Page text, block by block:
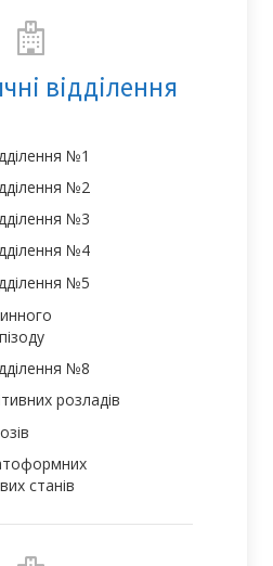
відділення
№1
№2
№3
№4
№5
№8
розладів
станів